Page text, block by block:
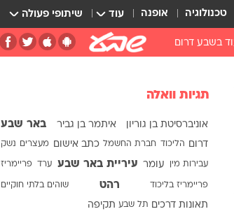
טכנולוגיה אופנה עוד שיתופי פעולה
בשבע דרום
תגיות וואלה
אוניברסיטת בן גוריון איתמר בן גביר באר שבע
דרום הליכוד חברת החשמל כתב אישום מעצרים נשק
עבירות מין עומר עיריית באר שבע ערד פריימריז
פריימריז בליכוד רהט שוהים בלתי חוקיים
תאונות דרכים תל שבע תקיפה